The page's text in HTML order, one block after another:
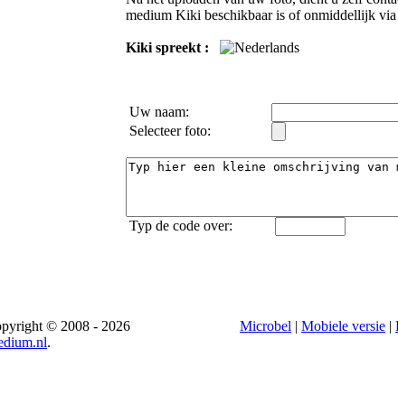
medium Kiki beschikbaar is of onmiddellijk
Kiki spreekt :
Uw naam:
Selecteer foto:
Typ de code over:
© 2008 - 2026
.
Microbel | Mobiele versie |